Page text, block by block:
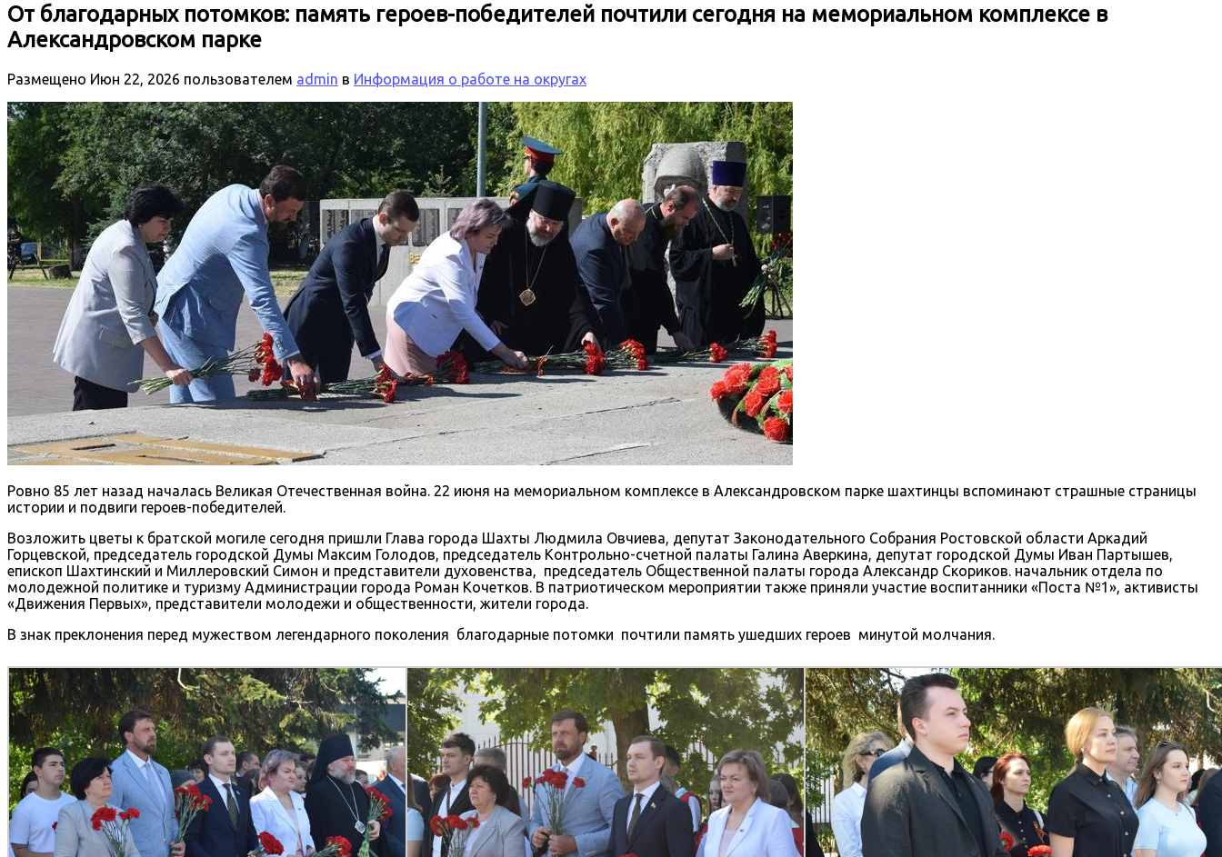
От благодарных потомков: память героев-победителей почтили сегодня на мемориальном комплексе в
Александровском парке
Размещено Июн 22, 2026 пользователем admin в Информация о работе на округах
Ровно 85 лет назад началась Великая Отечественная война. 22 июня на мемориальном комплексе в Александровском парке шахтинцы вспоминают страшные страницы
истории и подвиги героев-победителей.
Возложить цветы к братской могиле сегодня пришли Глава города Шахты Людмила Овчиева, депутат Законодательного Собрания Ростовской области Аркадий
Горцевской, председатель городской Думы Максим Голодов, председатель Контрольно-счетной палаты Галина Аверкина, депутат городской Думы Иван Партышев,
епископ Шахтинский и Миллеровский Симон и представители духовенства, председатель Общественной палаты города Александр Скориков. начальник отдела по
молодежной политике и туризму Администрации города Роман Кочетков. В патриотическом мероприятии также приняли участие воспитанники «Поста №1», активисты
«Движения Первых», представители молодежи и общественности, жители города.
В знак преклонения перед мужеством легендарного поколения благодарные потомки почтили память ушедших героев минутой молчания.